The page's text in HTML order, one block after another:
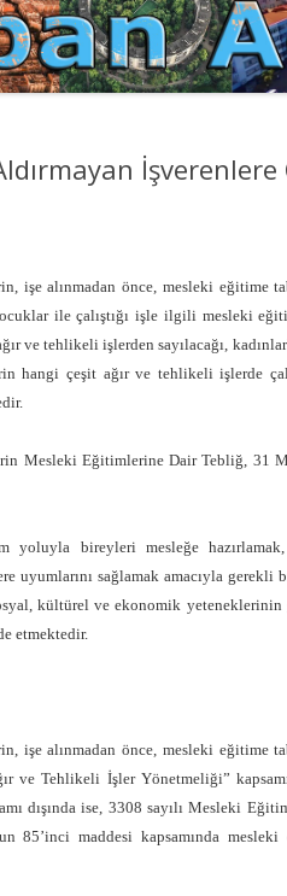
SÜREÇ REHBERI | PROCESS GUIDE
ETIK İLKELER | ETHICAL RULES
İNDEKSLER
JOURNAL
TARIHÇESI
E-POSTA
İLETIŞIM |
İşverenlere
işe alınmadan önce, mesleki eğitime
ile çalıştığı işle ilgili mesleki
ve tehlikeli işlerden sayılacağı,
hangi çeşit ağır ve tehlikeli işlerde
Mesleki Eğitimlerine Dair Tebliğ, 31
bireyleri mesleğe
uyumlarını sağlamak amacıyla gerekli
kültürel ve ekonomik
etmektedir.
işe alınmadan önce, mesleki eğitime
ve Tehlikeli İşler Yönetmeliği”
dışında ise, 3308 sayılı Mesleki
85’inci maddesi kapsamında